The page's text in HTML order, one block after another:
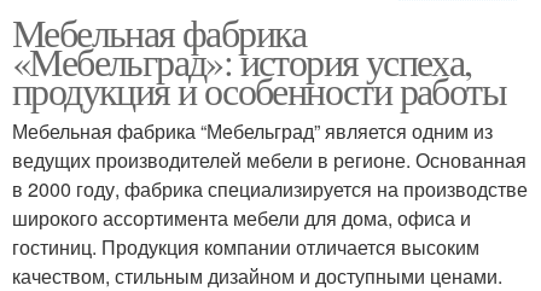
Мебели для сада
Мебельная фабрика
«Мебельград»: история успеха,
продукция и особенности работы
Мебельная фабрика “Мебельград” является одним из
ведущих производителей мебели в регионе. Основанная
в 2000 году, фабрика специализируется на производстве
широкого ассортимента мебели для дома, офиса и
гостиниц. Продукция компании отличается высоким
качеством, стильным дизайном и доступными ценами.